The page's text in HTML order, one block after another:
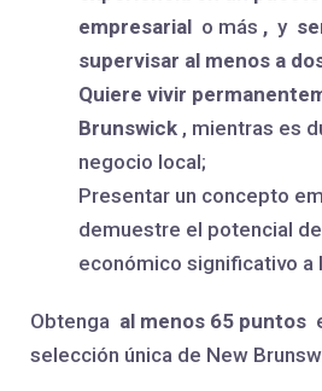
empresarial o más , y
supervisar al menos a
Quiere vivir
Brunswick , mientras es
negocio local;
Presentar un concepto
demuestre el potencial
económico significativo a
Obtenga al menos 65 puntos
selección única de New